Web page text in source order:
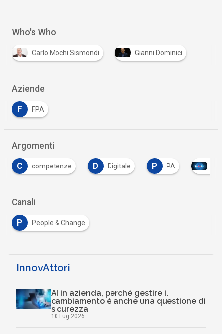
Who's Who
Carlo Mochi Sismondi Gianni Dominici
Aziende
F FPA
Argomenti
D Digitale P PA Tutto su Cyber
Canali
P People & Change
InnovAttori
AI in azienda, perché gestire il
cambiamento è anche una questione di
sicurezza
10 Lug 2026